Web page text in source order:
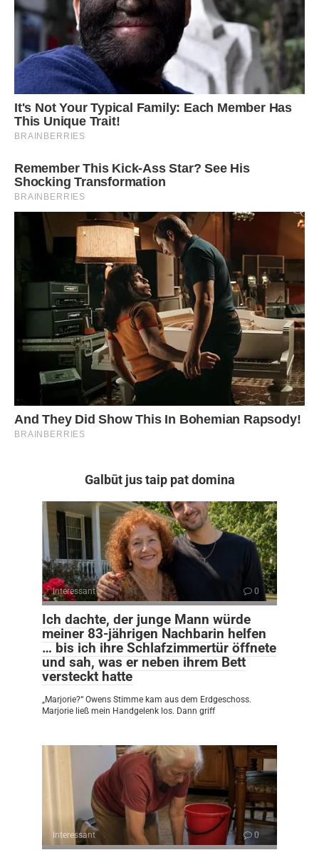
Galbūt jus taip pat domina
Interessant 0
Ich dachte, der junge Mann würde
meiner 83-jährigen Nachbarin helfen
… bis ich ihre Schlafzimmertür öffnete
und sah, was er neben ihrem Bett
versteckt hatte
„Marjorie?“ Owens Stimme kam aus dem Erdgeschoss.
Marjorie ließ mein Handgelenk los. Dann griff
Interessant 0